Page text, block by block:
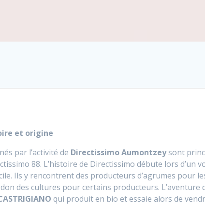
et origine
par l’activité de Directissimo Aumontzeysont
88. L’histoire de Directissimo débute lors d’un
Ils y rencontrent des producteurs d’agrumes pour
des cultures pour certains producteurs.
qui produit en bio et essaie alors de